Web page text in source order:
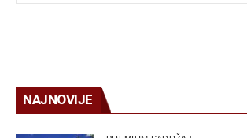
NAJNOVIJE